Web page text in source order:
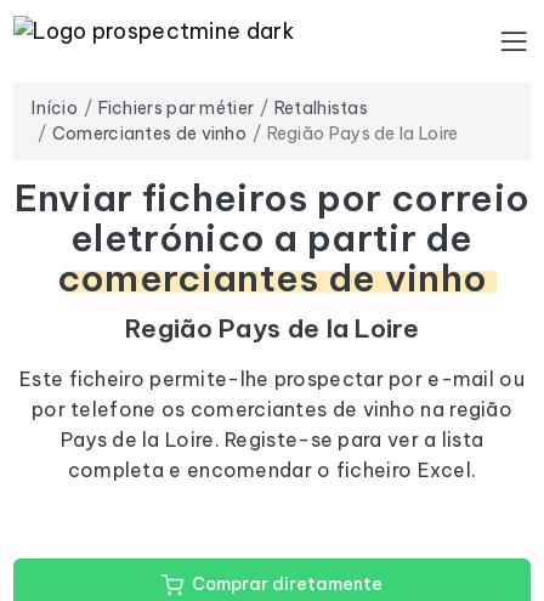
Início Fichiers par métier
Retalhistas
Comerciantes de vinho
Região Pays de la Loire
Enviar ficheiros por correio
eletrónico a partir de
comerciantes de vinho
Região Pays de la Loire
Este ficheiro permite-lhe prospectar por e-mail ou
por telefone os comerciantes de vinho na região
Pays de la Loire. Registe-se para ver a lista
completa e encomendar o ficheiro Excel.
Comprar diretamente